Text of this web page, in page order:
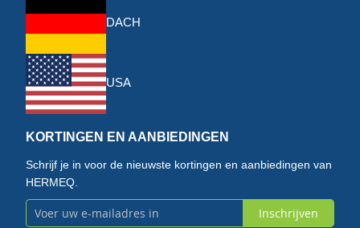
DACH
USA
KORTINGEN EN AANBIEDINGEN
Schrijf je in voor de nieuwste kortingen en aanbiedingen van
HERMEQ.
Abonneer Inschrijven